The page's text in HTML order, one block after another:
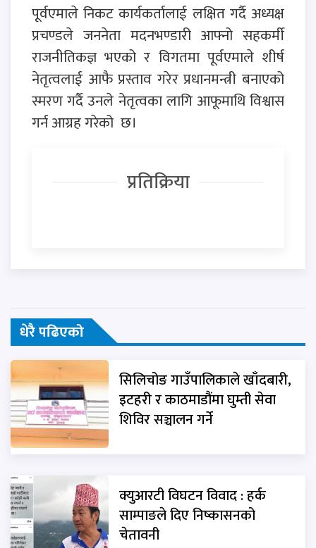
पूर्वएमाले निकट कार्यकर्तालाई लक्षित गर्दै अध्यक्ष
प्रचण्डले जननेता मदनभण्डारी आफ्नो सहकर्मी
राजनीतिकज्ञ भएको र विगतमा पूर्वएमाले शीर्ष
नेतृत्वलाई आफै प्रस्ताव गरेर प्रधानमन्त्री बनाएको
स्मरण गर्दै उनले नेतृत्वका लागि आफूमाथि विश्वास
गर्न आग्रह गरेको छ।
प्रतिक्रिया
धेरै पढिएको
सिलिचोङ गाउँपालिकाले खाँदबारी,
इटहरी र काठमाडौंमा घुम्ती सेवा
शिविर सञ्चालन गर्ने
क्युआरटी विघटन विवाद : हर्क
साम्पाङले दिए निष्कासनको
चेतावनी